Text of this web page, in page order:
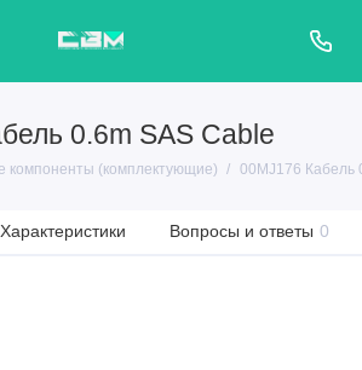
0.6m SAS Cable
компоненты (комплектующие) 00MJ176 Кабель
Характеристики Вопросы и ответы 0